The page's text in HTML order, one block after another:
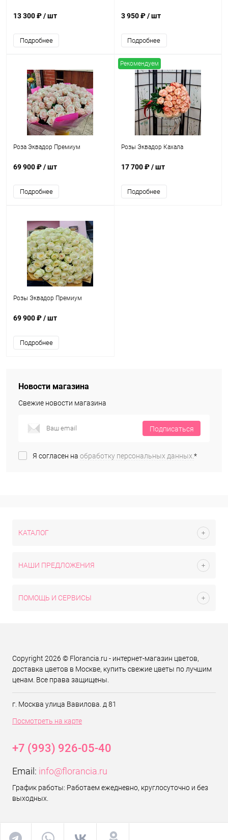
13 300 ₽/ шт
Подробнее
3 950 ₽/ шт
Подробнее
Роза Эквадор Премиум
69 900 ₽/ шт
Подробнее
Рекомендуем
Розы Эквадор Кахала
17 700 ₽/ шт
Подробнее
Розы Эквадор Премиум
69 900 ₽/ шт
Подробнее
Новости магазина
Свежие новости магазина
Подписаться
Я согласен на обработку персональных данных.*
КАТАЛОГ
НАШИ ПРЕДЛОЖЕНИЯ
ПОМОЩЬ И СЕРВИСЫ
Copyright 2026 © Florancia.ru - интернет-магазин цветов,
доставка цветов в Москве, купить свежие цветы по лучшим
ценам. Все права защищены.
г. Москва улица Вавилова. д 81
Посмотреть на карте
+7 (993) 926-05-40
Email: info@florancia.ru
График работы: Работаем ежедневно, круглосуточно и без
выходных.